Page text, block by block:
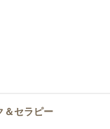
セラピー